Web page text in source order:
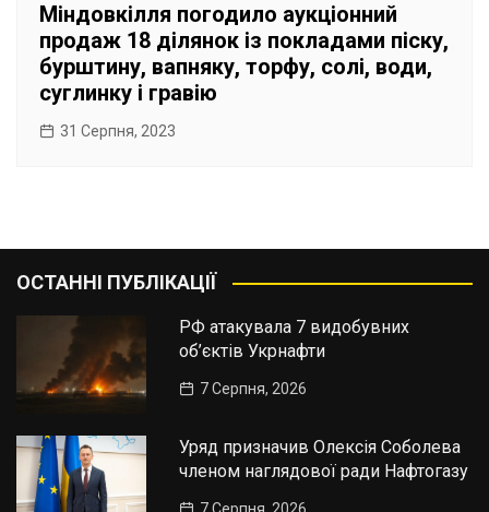
Міндовкілля погодило аукціонний
продаж 18 ділянок із покладами піску,
бурштину, вапняку, торфу, солі, води,
суглинку і гравію
31 Серпня, 2023
ОСТАННІ ПУБЛІКАЦІЇ
РФ атакувала 7 видобувних
об’єктів Укрнафти
7 Серпня, 2026
Уряд призначив Олексія Соболева
членом наглядової ради Нафтогазу
7 Серпня, 2026